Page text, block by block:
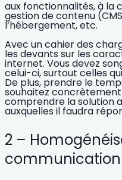
aux fonctionnalités, à la
gestion de contenu
l’hébergement, etc.
Avec un cahier des
les devants sur les
internet. Vous devez
celui-ci, surtout celles
De plus, prendre le
souhaitez
comprendre la solution
auxquelles il faudra
2 –
communication